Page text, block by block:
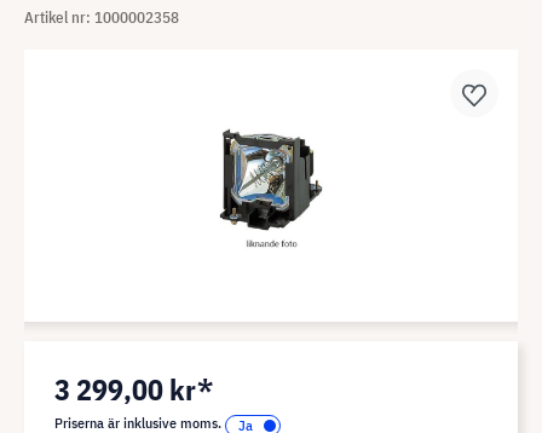
Artikel nr: 1000002358
3 299,00 kr*
Priserna är inklusive moms.